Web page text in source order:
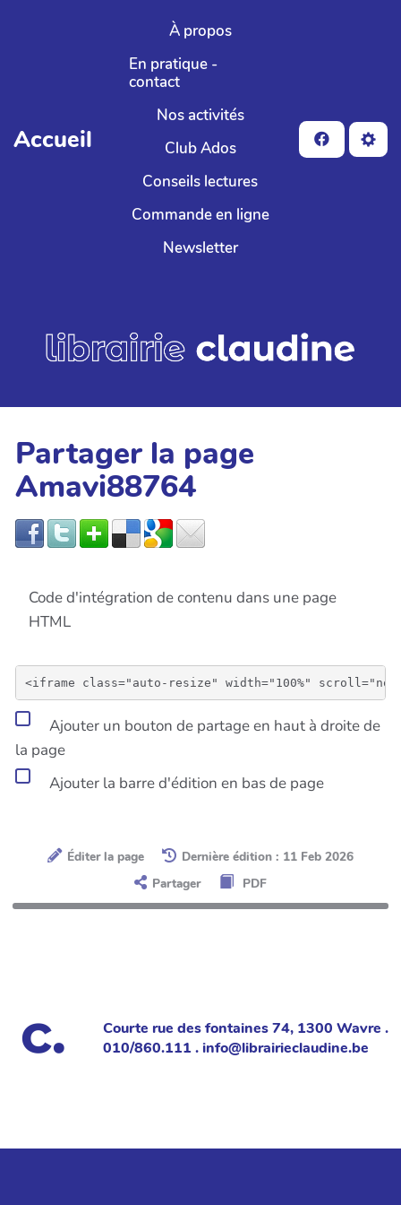
Aller au contenu principal
Accueil
À propos
En pratique -
contact
Nos activités
Club Ados
Conseils lectures
Commande en ligne
Newsletter
Partager la page
Amavi88764
Code d'intégration de contenu dans une page
HTML
Ajouter un bouton de partage en haut à droite de
la page
Ajouter la barre d'édition en bas de page
Éditer la page
Dernière édition : 11 Feb 2026
Partager
PDF
Courte rue des fontaines 74, 1300 Wavre .
010/860.111 . info@librairieclaudine.be